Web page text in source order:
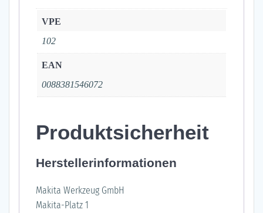
VPE
102
EAN
0088381546072
Produktsicherheit
Herstellerinformationen
Makita Werkzeug GmbH
Makita-Platz 1